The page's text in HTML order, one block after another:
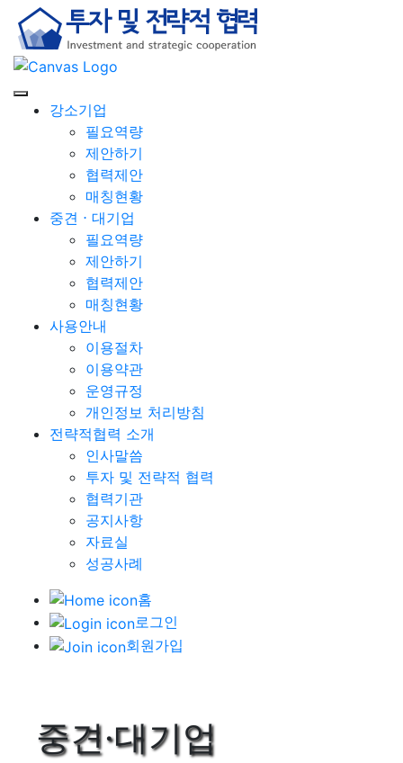
강소기업
필요역량
제안하기
협력제안
매칭현황
중견 ⋅ 대기업
필요역량
제안하기
협력제안
매칭현황
사용안내
이용절차
이용약관
운영규정
개인정보 처리방침
전략적협력 소개
인사말씀
투자 및 전략적 협력
협력기관
공지사항
자료실
성공사례
홈
로그인
회원가입
중견·대기업